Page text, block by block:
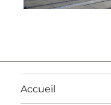
Accueil